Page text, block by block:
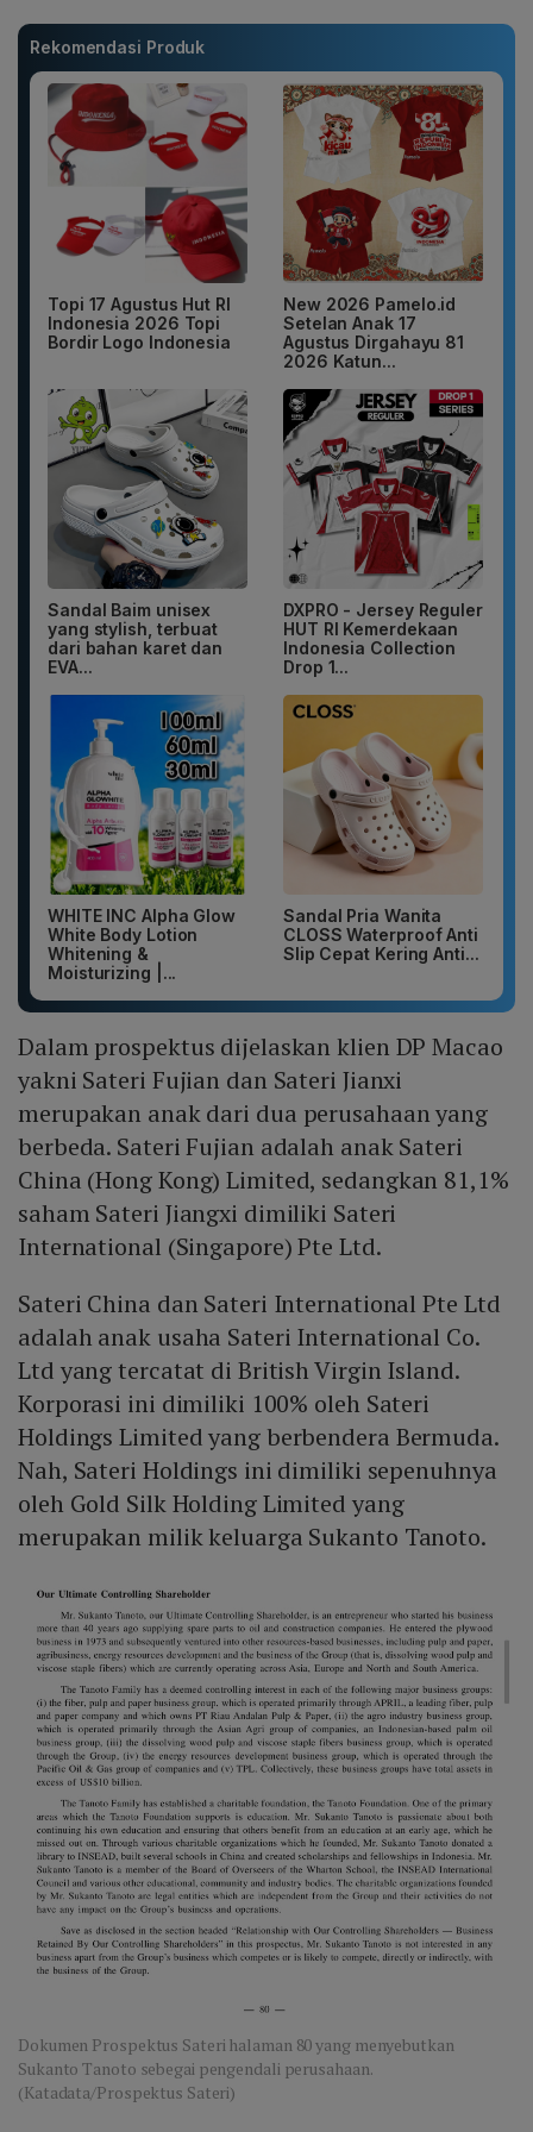
Rekomendasi Produk
Topi 17 Agustus Hut RI
Indonesia 2026 Topi
Bordir Logo Indonesia
New 2026 Pamelo.id
Setelan Anak 17
Agustus Dirgahayu 81
2026 Katun...
Sandal Baim unisex
yang stylish, terbuat
dari bahan karet dan
EVA...
DXPRO - Jersey Reguler
HUT RI Kemerdekaan
Indonesia Collection
Drop 1...
WHITE INC Alpha Glow
White Body Lotion
Whitening &
Moisturizing |...
Sandal Pria Wanita
CLOSS Waterproof Anti
Slip Cepat Kering Anti...
Dalam prospektus dijelaskan klien DP Macao
yakni Sateri Fujian dan Sateri Jianxi
merupakan anak dari dua perusahaan yang
berbeda. Sateri Fujian adalah anak Sateri
China (Hong Kong) Limited, sedangkan 81,1%
saham Sateri Jiangxi dimiliki Sateri
International (Singapore) Pte Ltd.
Sateri China dan Sateri International Pte Ltd
adalah anak usaha Sateri International Co.
Ltd yang tercatat di British Virgin Island.
Korporasi ini dimiliki 100% oleh Sateri
Holdings Limited yang berbendera Bermuda.
Nah, Sateri Holdings ini dimiliki sepenuhnya
oleh Gold Silk Holding Limited yang
merupakan milik keluarga Sukanto Tanoto.
Dokumen Prospektus Sateri halaman 80 yang menyebutkan
Sukanto Tanoto sebegai pengendali perusahaan.
(Katadata/Prospektus Sateri)